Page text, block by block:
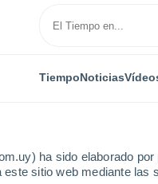
ha sido elaborado
sitio web mediante las
TiempoNoticias